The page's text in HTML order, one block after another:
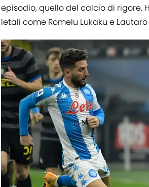
episodio, quello del calcio di rigore.
letali come Romelu Lukaku e